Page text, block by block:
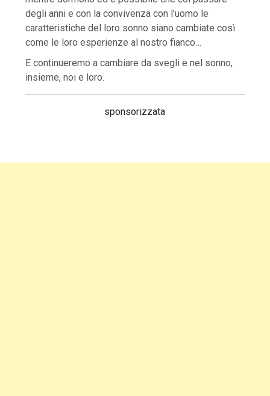
degli anni e con la convivenza con l’uomo le
caratteristiche del loro sonno siano cambiate così
come le loro esperienze al nostro fianco…
E continueremo a cambiare da svegli e nel sonno,
insieme, noi e loro.
sponsorizzata